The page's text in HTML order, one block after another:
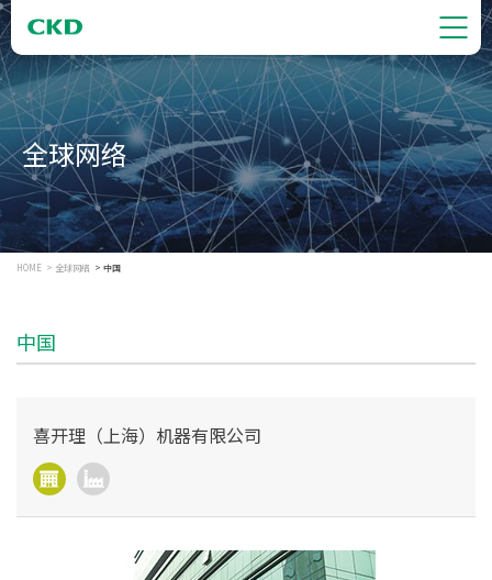
全球网络
HOME 全球网络 中国
中国
喜开理（上海）机器有限公司